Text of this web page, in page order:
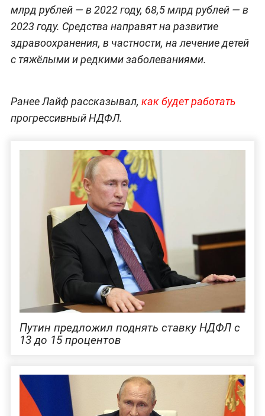
млрд рублей — в 2022 году, 68,5 млрд рублей — в
2023 году. Средства направят на развитие
здравоохранения, в частности, на лечение детей
с тяжёлыми и редкими заболеваниями.
Ранее Лайф рассказывал, как будет работать
прогрессивный НДФЛ.
Путин предложил поднять ставку НДФЛ с
13 до 15 процентов